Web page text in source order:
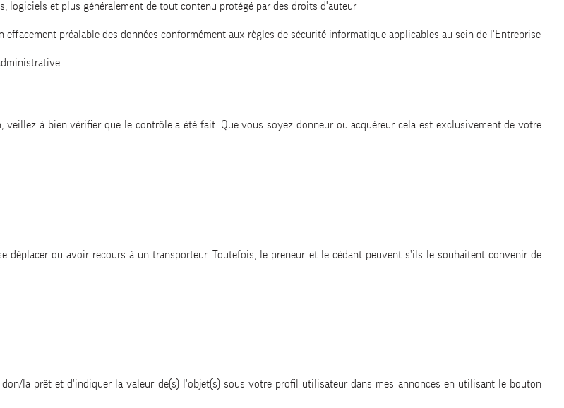
logiciels et plus généralement de tout contenu protégé par des droits d'auteur
préalable des données conformément aux règles de sécurité informatique applicables au sein de l’Entreprise
à bien vérifier que le contrôle a été fait. Que vous soyez donneur ou acquéreur cela est exclusivement de votre
déplacer ou avoir recours à un transporteur. Toutefois, le preneur et le cédant peuvent s'ils le souhaitent convenir de
la prêt et d'indiquer la valeur de(s) l'objet(s) sous votre profil utilisateur dans mes annonces en utilisant le bouton